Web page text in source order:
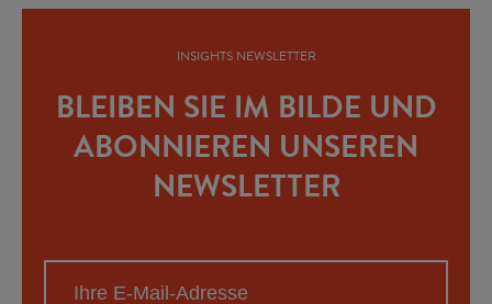
INSIGHTS NEWSLETTER
BLEIBEN SIE IM BILDE UND
ABONNIEREN UNSEREN
NEWSLETTER